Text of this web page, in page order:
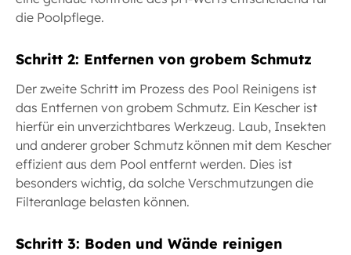
die Poolpflege.
Schritt 2: Entfernen von grobem Schmutz
Der zweite Schritt im Prozess des Pool Reinigens ist
das Entfernen von grobem Schmutz. Ein Kescher ist
hierfür ein unverzichtbares Werkzeug. Laub, Insekten
und anderer grober Schmutz können mit dem Kescher
effizient aus dem Pool entfernt werden. Dies ist
besonders wichtig, da solche Verschmutzungen die
Filteranlage belasten können.
Schritt 3: Boden und Wände reinigen